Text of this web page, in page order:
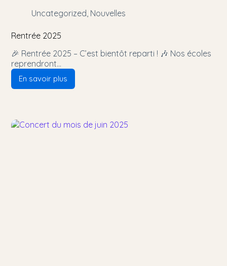
Uncategorized, Nouvelles
Rentrée 2025
🎉 Rentrée 2025 – C’est bientôt reparti ! 🎶 Nos écoles
reprendront…
En savoir plus